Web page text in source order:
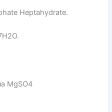
Heptahydrate.
MgSO4